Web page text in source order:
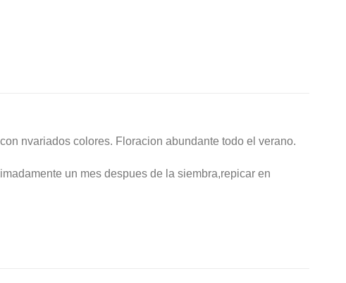
nvariados colores. Floracion abundante todo el verano.
un mes despues de la siembra,repicar en